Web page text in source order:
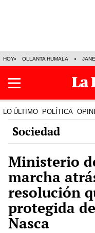
HOY OLLANTA HUMALA
LO ÚLTIMO POLÍTICA
Sociedad
Ministerio
marcha
resolución
protegida
Nasca